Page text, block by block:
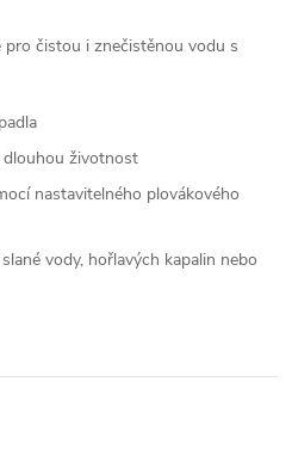
čistou i znečistěnou vodu s
dlouhou životnost
nastavitelného plovákového
vody, hořlavých kapalin nebo